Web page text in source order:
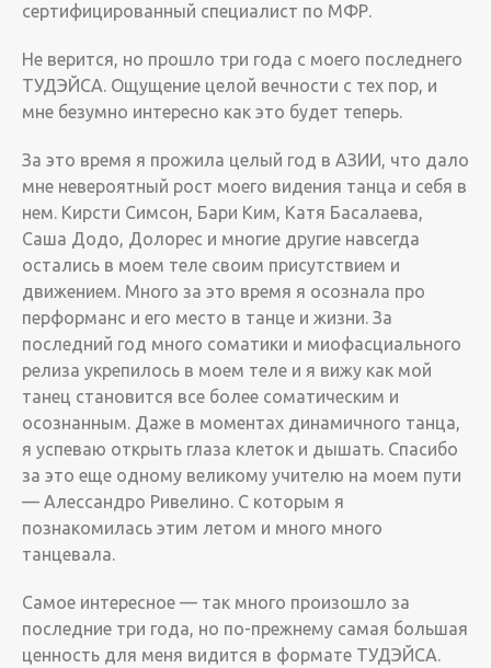
сертифицированный специалист по МФР.
Не верится, но прошло три года с моего последнего
ТУДЭЙСА. Ощущение целой вечности с тех пор, и
мне безумно интересно как это будет теперь.
За это время я прожила целый год в АЗИИ, что дало
мне невероятный рост моего видения танца и себя в
нем. Кирсти Симсон, Бари Ким, Катя Басалаева,
Саша Додо, Долорес и многие другие навсегда
остались в моем теле своим присутствием и
движением. Много за это время я осознала про
перформанс и его место в танце и жизни. За
последний год много соматики и миофасциального
релиза укрепилось в моем теле и я вижу как мой
танец становится все более соматическим и
осознанным. Даже в моментах динамичного танца,
я успеваю открыть глаза клеток и дышать. Спасибо
за это еще одному великому учителю на моем пути
— Алессандро Ривелино. С которым я
познакомилась этим летом и много много
танцевала.
Самое интересное — так много произошло за
последние три года, но по-прежнему самая большая
ценность для меня видится в формате ТУДЭЙСА.